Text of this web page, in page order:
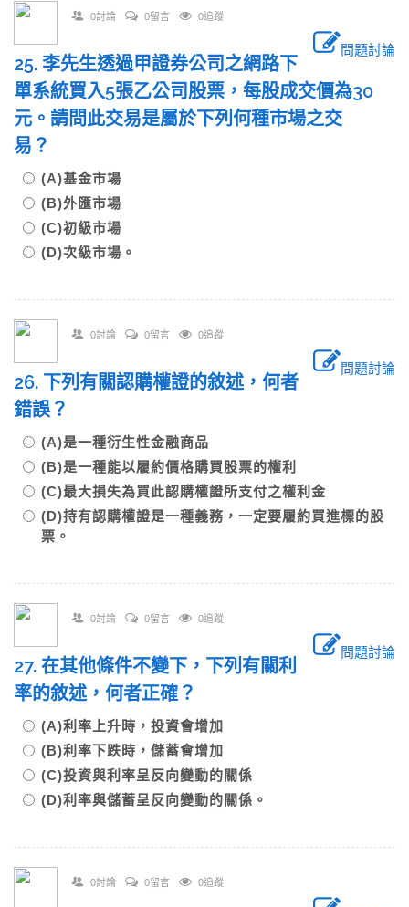
0討論 0留言 0追蹤
問題討論
25. 李先生透過甲證券公司之網路下
單系統買入5張乙公司股票，每股成交價為30
元。請問此交易是屬於下列何種市場之交
易？
(A)基金市場
(B)外匯市場
(C)初級市場
(D)次級市場。
0討論 0留言 0追蹤
問題討論
26. 下列有關認購權證的敘述，何者
錯誤？
(A)是一種衍生性金融商品
(B)是一種能以履約價格購買股票的權利
(C)最大損失為買此認購權證所支付之權利金
(D)持有認購權證是一種義務，一定要履約買進標的股
票。
0討論 0留言 0追蹤
問題討論
27. 在其他條件不變下，下列有關利
率的敘述，何者正確？
(A)利率上升時，投資會增加
(B)利率下跌時，儲蓄會增加
(C)投資與利率呈反向變動的關係
(D)利率與儲蓄呈反向變動的關係。
0討論 0留言 0追蹤